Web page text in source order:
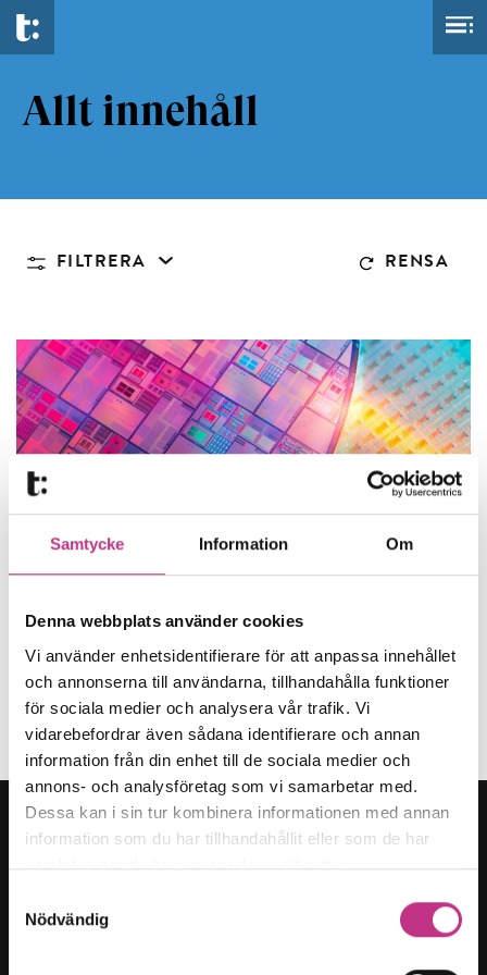
Samtycke Information Om
Denna webbplats använder cookies
Vi använder enhetsidentifierare för att anpassa innehållet
och annonserna till användarna, tillhandahålla funktioner
för sociala medier och analysera vår trafik. Vi
vidarebefordrar även sådana identifierare och annan
information från din enhet till de sociala medier och
annons- och analysföretag som vi samarbetar med.
Dessa kan i sin tur kombinera informationen med annan
information som du har tillhandahållit eller som de har
samlat in när du har använt deras tjänster.
Nödvändig
Allt innehåll
FILTRERA RENSA
”Det är vi som är Tech Alliance!”
3 MIN LÄSTID : 24 JAN 2025
FÖRETAGARFRÅGOR
Kategorier